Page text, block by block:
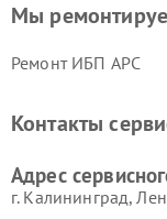
Мы
Ремонт ИБП APC
Контакты
Адрес
г. Калининград,